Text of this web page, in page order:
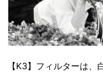
【K3】フィルターは、